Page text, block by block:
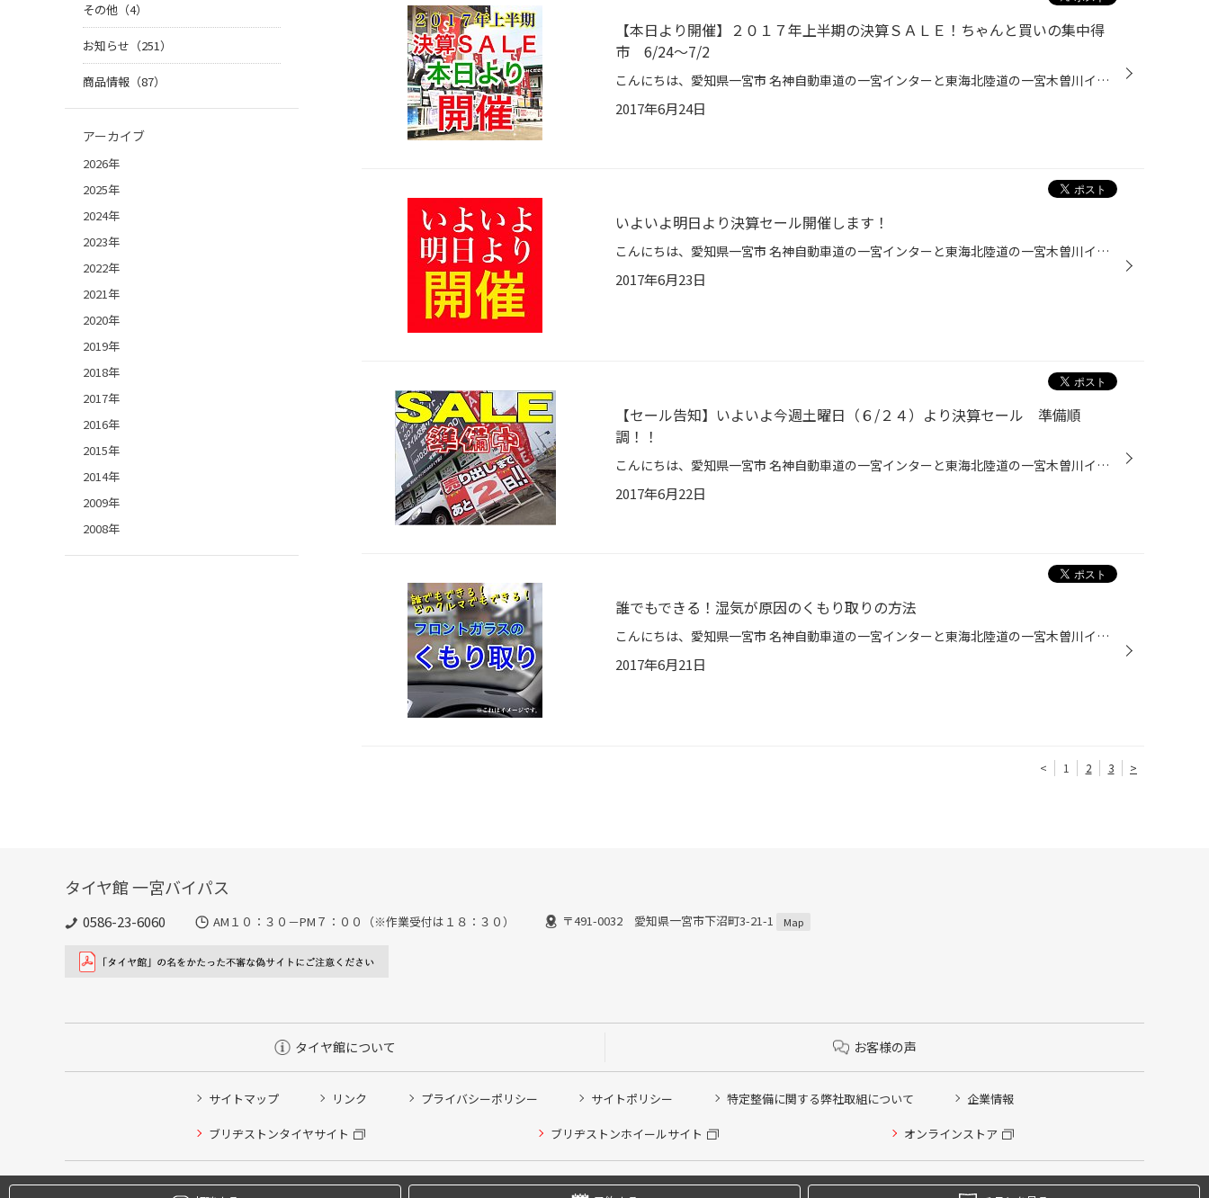
【本日より開催】２０１７年上半期の決算ＳＡＬＥ！ちゃんと買いの集中得
市 6/24～7/2
こんにちは、愛知県一宮市 名神自動車道の一宮インターと東海北陸道の一宮木曽川インターの間くらいにあるタイヤ館一宮バイパス店です。 本日24日より『2017年上半期の決算ＳＡＬＥ！ちゃんと買いの集中得市』の開催です！！ ご用意しました、お求めやすいタイヤ！！ お手配できます、アルミホイー...
2017年6月24日
いよいよ明日より決算セール開催します！
こんにちは、愛知県一宮市 名神自動車道の一宮インターと東海北陸道の一宮木曽川インターの間くらいにあるタイヤ館一宮バイパス店です。 いよいよ、明日６／２４より ２０１７年上半期の決算セールを開催いたします。 今日はセール前日の最終準備をしています。 あすは、新聞の折り込みチラシも投函...
2017年6月23日
【セール告知】いよいよ今週土曜日（６/２４）より決算セール 準備順
調！！
こんにちは、愛知県一宮市 名神自動車道の一宮インターと東海北陸道の一宮木曽川インターの間くらいにあるタイヤ館一宮バイパス店です。 今週土曜日の６／２４ ２０１７年上半期の決算セールを開催いたします。 今日も着々とセールの準備をしています。 本日は、続々入荷したセール品となるお手頃タ...
2017年6月22日
誰でもできる！湿気が原因のくもり取りの方法
こんにちは、愛知県一宮市 名神自動車道の一宮インターと東海北陸道の一宮木曽川インターの間くらいにあるタイヤ館一宮バイパス店です。 今日の東海地区は午前中から強烈な雨で場所により被害が出ているニュースを見ました。皆さまは大丈夫でしょうか？ 雨の日の運転は視界が悪くストレスもたまりま...
2017年6月21日
< 1 2 3 >
その他（4）
お知らせ（251）
商品情報（87）
アーカイブ
2026年
2025年
2024年
2023年
2022年
2021年
2020年
2019年
2018年
2017年
2016年
2015年
2014年
2009年
2008年
タイヤ館 一宮バイパス
0586-23-6060 AM１０：３０－PM７：００（※作業受付は１８：３０） 〒491-0032 愛知県一宮市下沼町3-21-1 Map
タイヤ館について お客様の声
サイトマップ リンク プライバシーポリシー サイトポリシー 特定整備に関する弊社取組について 企業情報
ブリヂストンタイヤサイト ブリヂストンホイールサイト オンラインストア
Copyright © 2024 Bridgestone Retail Co.,Ltd. All rights Reserved.
タイヤ点検・安全点検/タイヤ履き替え/オイル交換/その他ピット作業の予約
クローク契約会員専用タイヤ履き替え※タイヤ履き替えを希望のクローク契約会員の方はこちらを選択ください
本日のタイヤ履き替え順番待ち予約 ※クローク契約会員の方はご利用いただけません